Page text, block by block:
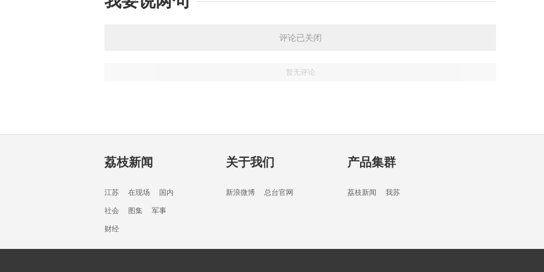
评论已关闭
暂无评论
荔枝新闻
江苏 在现场 国内
社会 图集 军事
财经
关于我们
新浪微博 总台官网
产品集群
荔枝新闻 我苏